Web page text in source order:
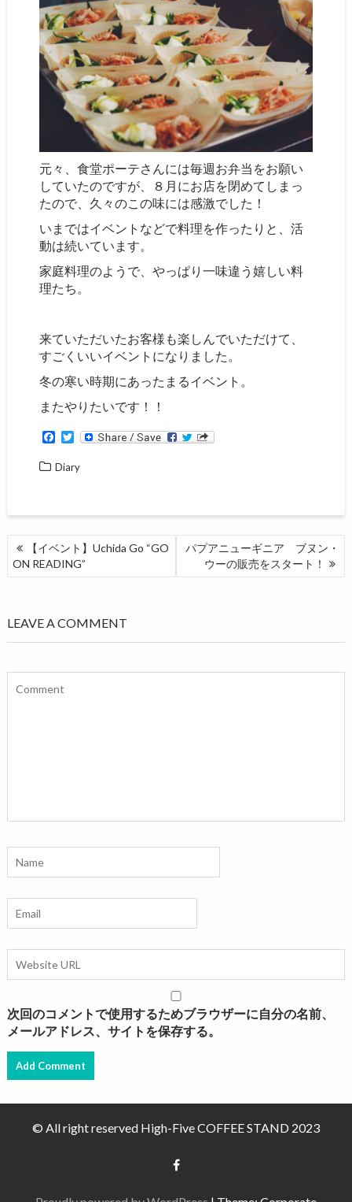
元々、食堂ポーテさんには毎週お弁当をお願い
していたのですが、８月にお店を閉めてしまっ
たので、久々のこの味には感激でした！
いまではイベントなどで料理を作ったりと、活
動は続いています。
家庭料理のようで、やっぱり一味違う嬉しい料
理たち。
来ていただいたお客様も楽しんでいただけて、
すごくいいイベントになりました。
冬の寒い時期にあったまるイベント。
またやりたいです！！
F
c
e
o
T
i
t
r
Diary
投
稿
ナ
ー
シ
ン
【イベント】Uchida Go “GO
ON READING”
パプアニューギニア ブヌン・
ウーの販売をスタート！
LEAVE A COMMENT
次回のコメントで使用するためブラウザーに自分の名前、
メールアドレス、サイトを保存する。
© All right reserved High-Five COFFEE STAND 2023